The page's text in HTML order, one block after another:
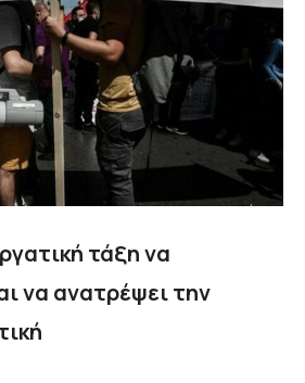
τάξη να
να ανατρέψει την